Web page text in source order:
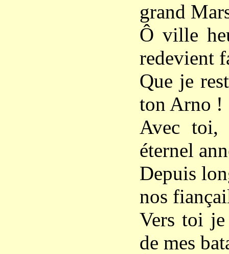
grand
Ô ville
redevient
Que je
ton Arno !
Avec toi,
éternel
Depuis
nos
Vers toi
de mes